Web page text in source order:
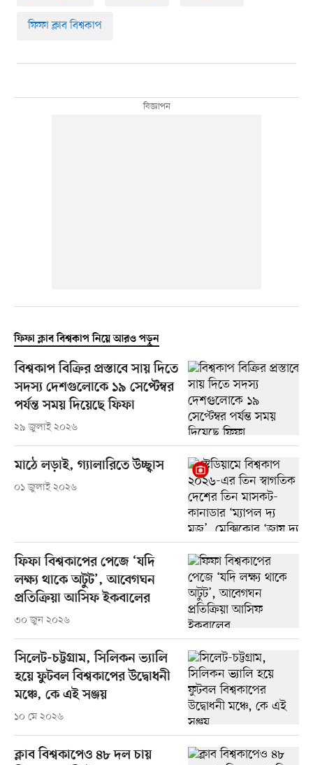
ফিফা ক্লাব বিশ্বকাপ
ফিফা ক্লাব বিশ্বকাপ নিয়ে আরও পড়ুন
বিশ্বকাপ বিক্রির প্রস্তাবে সায় দিতে
সদস্য দেশগুলোকে ১৯ সেপ্টেম্বর
পর্যন্ত সময় দিয়েছে ফিফা
২৯ জুলাই ২০২৬
মাঠে লড়াই, গ্যালারিতে উচ্ছ্বাস
০১ জুলাই ২০২৬
ফিফা বিশ্বকাপের পেজে ‘যদি
লক্ষ্য থাকে অটুট’, আবেগঘন
প্রতিক্রিয়া আসিফ ইকবালের
৩০ জুন ২০২৬
সিলেট-চট্টগ্রাম, সিলিকন ভ্যালি
হয়ে ফুটবল বিশ্বকাপের উদ্বোধনী
মঞ্চে, কে এই সঞ্জয়
১০ মে ২০২৬
ক্লাব বিশ্বকাপেও ৪৮ দল চায়